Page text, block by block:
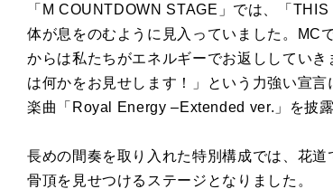
「M COUNTDOWN STAGE」では、「
体が息をのむように見入っていました。MC
からは私たちがエネルギーでお返ししてい
は何かをお見せします！」という力強い宣
楽曲「Royal Energy –Extended ver.」を披露
長めの間奏を取り入れた特別構成では、花
骨頂を見せつけるステージとなりました。